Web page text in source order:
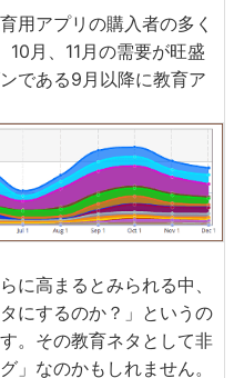
用アプリの購入者の多く
月、11月の需要が旺盛
である9月以降に教育ア
に高まるとみられる中、
にするのか？」というの
。その教育ネタとして非
」なのかもしれません。